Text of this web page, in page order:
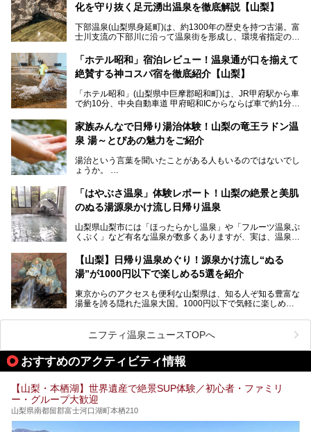
化を守り抜く足元湧出温泉を徹底解説【山梨】
下部温泉(山梨県身延町)は、約1300年の歴史を持つ古湯。富
士川支流の下部川に沿って温泉街を形成し、環境省指定の国
中でも「古湯坊 源泉舘」は、戦国時代に武田信玄公も療養
したと伝えられる名湯の宿。最大の特徴は、令和の現代にお
いても混浴文化が守られ、老若男女の分け隔て一切無く温泉
向にありますが、「古湯坊 源泉舘」では本来あるべき混浴
の姿が保たれている点に注目すべきでしょう。
今回は足元湧出の混浴温泉である「かくし湯大岩風呂」をは
じめ、湯治棟である「別館神泉」を中心に「古湯坊 源泉
舘」の全貌を徹底紹介します。
「ホテル昭和」宿泊レビュー！温泉通が口を揃えて
絶賛する神コスパ宿を徹底紹介【山梨】
「ホテル昭和」(山梨県中巨摩郡昭和町)は、JR甲府駅から車
で約10分、中央自動車道 甲府昭和ICからならば車で約1分の
から、一人泊でも6,000円台から宿泊可能です。
しかし、最大の魅力は“温泉そのもの”でしょう。自家源泉を
統の単純温泉は、入浴すると実にサッパリ爽快。日帰り入浴
不可なこともあり、全国の温泉ファンがこの温泉を求めて
では循環濾過の沸かし湯が一般的ですが、ここは本物の極上
温泉。まさに価格破壊と言えるクオリティです。
室や無料朝食などをご紹介。温泉通が口を揃えて絶賛する神
コスパ宿の全貌を徹底解説します！
家族みんなで日帰り湯治体験！山梨の竜王ラドン温
泉 湯～とぴあの魅力をご紹介
湯治という言葉を聞いたことがある人もいるのではないでし
ょうか。
なかなか体験できない、湯治体験が日帰りでできる温浴施設
が山梨にあります。
ぴあ」の魅力をご紹介します。
提供元：株式会社湯ーとぴあ【PR】
この記事は株式会社湯ーとぴあのPRレポート記事です。
「はやぶさ温泉」体験レポート！山梨の絶景と美肌
のぬる湯源泉かけ流し日帰り温泉
山梨県山梨市には「ほったらかし温泉」や「フルーツ温泉ぷ
くぷく」など有名な温泉が数多くありますが、実は、温泉マ
です。今回紹介する「はやぶさ温泉」も、そのひとつ。温泉
はもちろん、絶景や地元食材を活かしたグルメも堪能できま
す。
します。
【山梨】日帰り温泉めぐり！源泉かけ流し“ぬる
湯”が1000円以下で楽しめる5選を紹介
東京からのアクセスも便利な山梨県は、知る人ぞ知る豊富な
湯量を誇る隠れた温泉大国。1000円以下で気軽に楽しめ
も、これからの季節に嬉しい、じんわりと体の芯まで温ま
る“ぬる湯”が豊富なのも魅力。今回は、湯質も抜群で心ゆく
までリラックスできる山梨のお得な日帰り温泉を、実際体験
した感想と共に紹介します。
※ぬる湯とは35℃～39℃程度の体温に近いぬるめ温泉のこ
ニフティ温泉ニュースTOPへ
おすすめのアクティビティ情報
【山梨・本栖湖】世界遺産で絶景SUP体験／初心者・ファミリ
ー・グループ大歓迎
山梨県南都留郡富士河口湖町本栖210